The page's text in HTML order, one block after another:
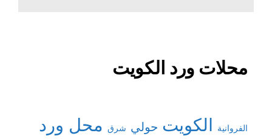
محلات ورد الكويت
الفروانية الكويت حولي شرق محل ورد